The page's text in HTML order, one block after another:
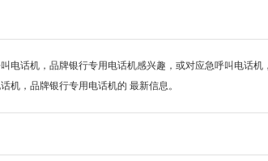
电话机，品牌银行专用电话机感兴趣，或对应急呼叫电话机
机，品牌银行专用电话机的 最新信息。